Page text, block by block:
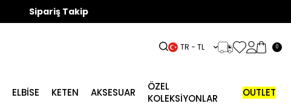
Sipariş Takip
TR − TL 0
ELBISE KETEN AKSESUAR
ÖZEL
KOLEKSİYONLAR
OUTLET